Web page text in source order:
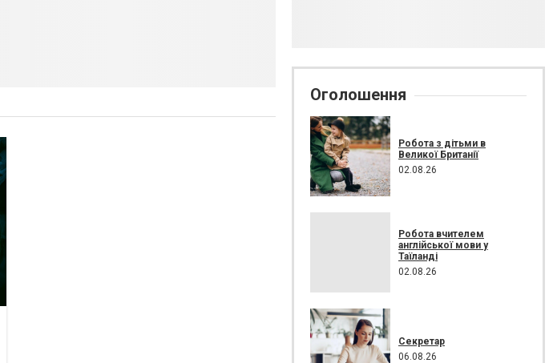
Оголошення
Робота з дітьми в
Великої Британії
02.08.26
Робота вчителем
англійської мови у
Таїланді
02.08.26
Секретар
06.08.26